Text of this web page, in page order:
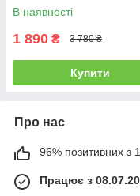
В наявності
1 890 ₴ 3 780 ₴
Купити
Про нас
96% позитивних з
Працює з